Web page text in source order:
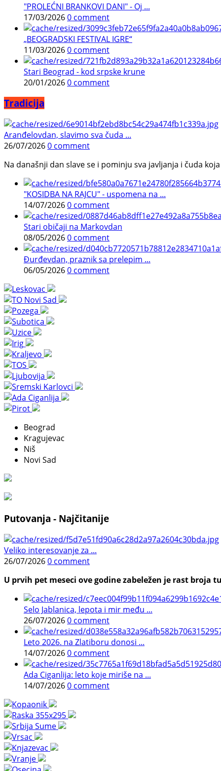
"PROLEĆNI BRANKOVI DANI" - Oj ...
17/03/20260 comment
„BEOGRADSKI FESTIVAL IGRE“
11/03/20260 comment
Stari Beograd - kod srpske krune
20/01/20260 comment
Tradicija
Aranđelovdan, slavimo sva čuda ...
26/07/20260 comment
Na današnji dan slave se i pominju sva javljanja i čuda
"KOSIDBA NA RAJCU" - uspomena na ...
14/07/20260 comment
Stari običaji na Markovdan
08/05/20260 comment
Đurđevdan, praznik sa prelepim ...
06/05/20260 comment
Beograd
Kragujevac
Niš
Novi Sad
Putovanja - Najčitanije
Veliko interesovanje za ...
26/07/20260 comment
U prvih pet meseci ove godine zabeležen je rast
Selo Jablanica, lepota i mir među ...
26/07/20260 comment
Leto 2026. na Zlatiboru donosi ...
14/07/20260 comment
Ada Ciganlija: leto koje miriše na ...
14/07/20260 comment